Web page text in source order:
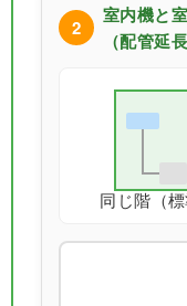
2
室内機と
（配管延
同じ階（標